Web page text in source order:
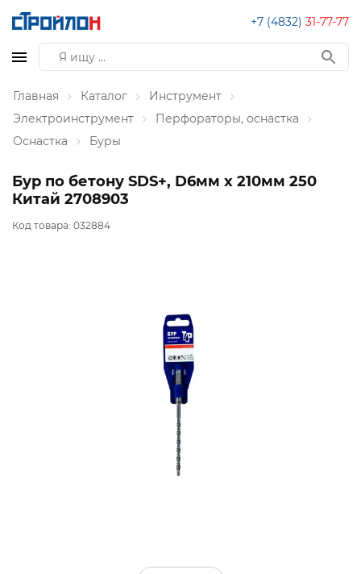
+7 (4832) 31-77-77
Главная Каталог
Инструмент
Электроинструмент
Перфораторы, оснастка
Оснастка
Буры
Бур по бетону SDS+, D6мм х 210мм 250
Китай 2708903
Код товара: 032884